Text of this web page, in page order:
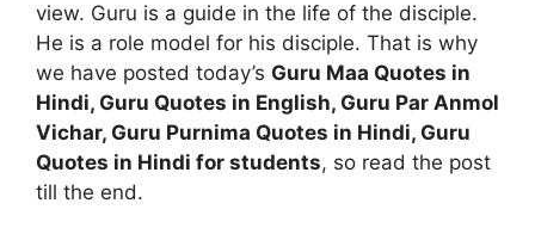
view. Guru is a guide in the life of the disciple.
He is a role model for his disciple. That is why
we have posted today’s Guru Maa Quotes in
Hindi, Guru Quotes in English, Guru Par Anmol
Vichar, Guru Purnima Quotes in Hindi, Guru
Quotes in Hindi for students, so read the post
till the end.